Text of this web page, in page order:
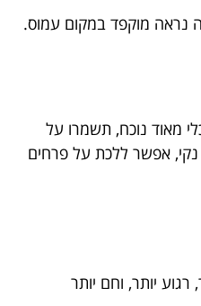
נראה מוקפד במקום עמוס.
מאוד נוכח, תשמרו על
נקי, אפשר ללכת על פרחים
רגוע יותר, וחם יותר